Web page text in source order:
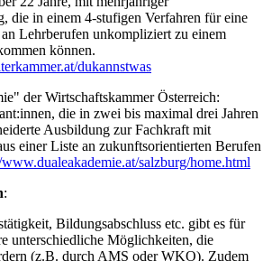
die in einem 4-stufigen Verfahren für eine
Lehrberufen unkompliziert zu einem
können.
dukannstwas
der Wirtschaftskammer Österreich:
die in zwei bis maximal drei Jahren
Ausbildung zur Fachkraft mit
einer Liste an zukunftsorientierten Berufen
salzburg/home.html
:
Bildungsabschluss etc. gibt es für
unterschiedliche Möglichkeiten, die
(z.B. durch AMS oder WKO). Zudem